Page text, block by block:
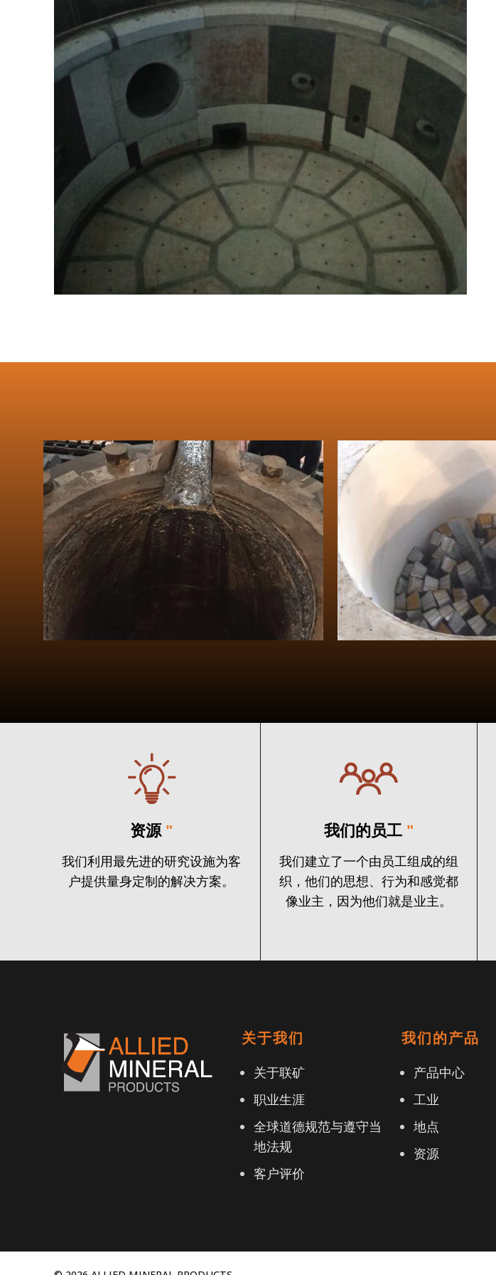
资源 "
我们利用最先进的研究设施为客
户提供量身定制的解决方案。
我们的员工 "
我们建立了一个由员工组成的组
织，他们的思想、行为和感觉都
像业主，因为他们就是业主。
关于我们
关于联矿
职业生涯
全球道德规范与遵守当
地法规
客户评价
我们的产品
产品中心
工业
地点
资源